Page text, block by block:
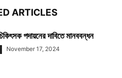
ARTICLES
পদায়নের দাবিতে মানববন্ধন
November 17, 2024